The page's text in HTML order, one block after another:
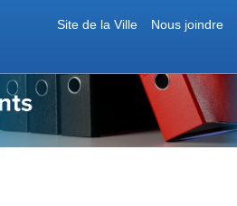
Nous joindre
Site de la Ville